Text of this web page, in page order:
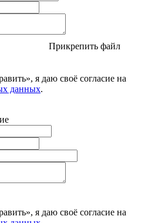
Прикрепить файл
я даю своё согласие на
данных.
я даю своё согласие на